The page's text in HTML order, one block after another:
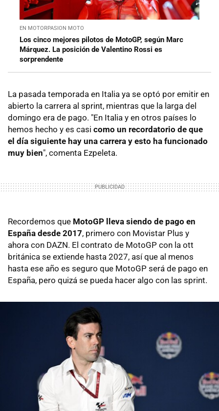
EN MOTORPASION MOTO
Los cinco mejores pilotos de MotoGP, según Marc
Márquez. La posición de Valentino Rossi es
sorprendente
La pasada temporada en Italia ya se optó por emitir en
abierto la carrera al sprint, mientras que la larga del
domingo era de pago. "En Italia y en otros países lo
hemos hecho y es casi como un recordatorio de que
el día siguiente hay una carrera y esto ha funcionado
muy bien", comenta Ezpeleta.
Recordemos que MotoGP lleva siendo de pago en
España desde 2017, primero con Movistar Plus y
ahora con DAZN. El contrato de MotoGP con la ott
británica se extiende hasta 2027, así que al menos
hasta ese año es seguro que MotoGP será de pago en
España, pero quizá se pueda hacer algo con las sprint.